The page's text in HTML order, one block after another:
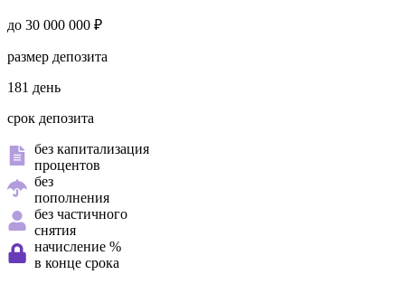
до 30 000 000 ₽
размер депозита
181 день
срок депозита
без капитализация
процентов
без
пополнения
без частичного
снятия
начисление %
в конце срока